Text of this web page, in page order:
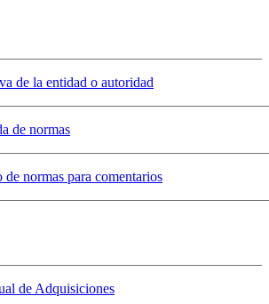
de la entidad o autoridad
de normas
de normas para comentarios
de Adquisiciones